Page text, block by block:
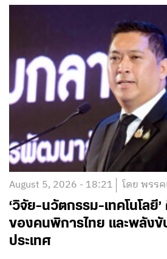
August 5, 2026 - 18:21 โดย พรร
‘วิจัย-นวัตกรรม-เทคโนโลยี
ของคนพิการไทย และพลังขั
ประเทศ